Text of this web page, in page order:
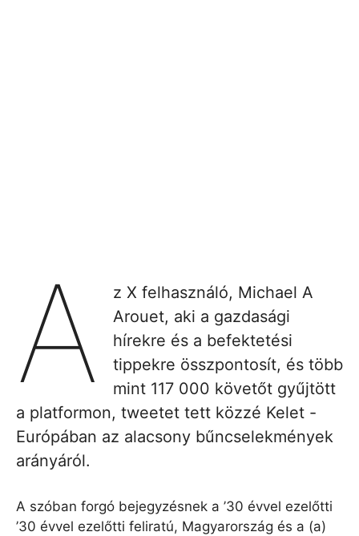
A
z X felhasználó, Michael A
Arouet, aki a gazdasági
hírekre és a befektetési
tippekre összpontosít, és több
mint 117 000 követőt gyűjtött
a platformon, tweetet tett közzé Kelet -
Európában az alacsony bűncselekmények
arányáról.
A szóban forgó bejegyzésnek a ’30 évvel ezelőtti
’30 évvel ezelőtti feliratú, Magyarország és a (a)